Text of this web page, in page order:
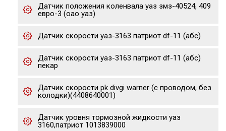
Датчик положения коленвала уаз змз-40524, 409
евро-3 (оао уаз)
Датчик скорости уаз-3163 патриот df-11 (абс)
Датчик скорости уаз-3163 патриот df-11 (абс)
пекар
Датчик скорости pk divgi warner (с проводом, без
колодки)(4408640001)
Датчик уровня тормозной жидкости уаз
3160,патриот 1013839000